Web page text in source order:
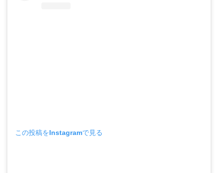
この投稿をInstagramで見る